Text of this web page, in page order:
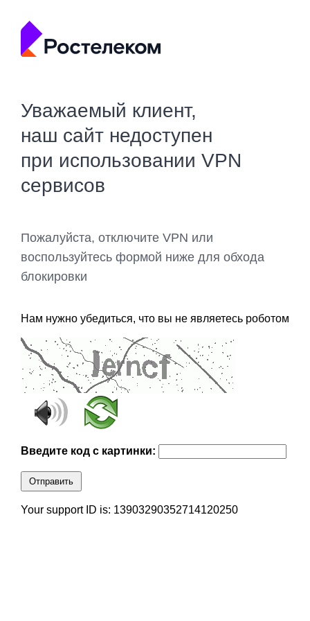
Уважаемый клиент,
наш сайт недоступен
при использовании VPN
сервисов
Пожалуйста, отключите VPN или
воспользуйтесь формой ниже для обхода
блокировки
Нам нужно убедиться, что вы не являетесь роботом
Введите код с картинки:
Отправить
Your support ID is: 13903290352714120250